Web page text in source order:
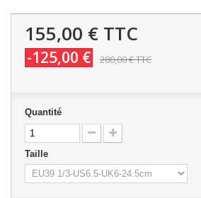
155,00 € TTC
-125,00 € 280,00 €TTC
Quantité
Taille